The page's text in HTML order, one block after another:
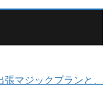
マジックプランと、